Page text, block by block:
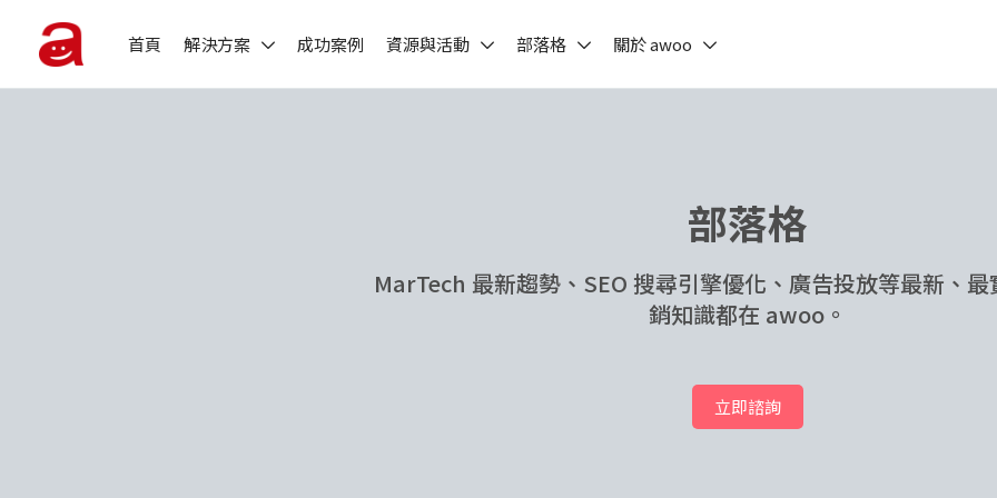
首頁 解決方案 成功案例 資源與活動 部落格 關於 awoo
部落格
MarTech 最新趨勢、SEO 搜尋引擎優化、廣告投放等最新、
銷知識都在 awoo。
立即諮詢